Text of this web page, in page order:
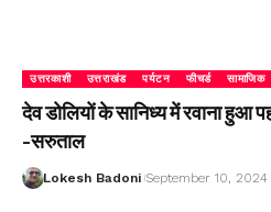
उत्तरकाशी उत्तराखंड पर्यटन फीचर्ड सामाजिक
देव डोलियों के सानिध्य में रवाना हुआ
-सरुताल
Lokesh Badoni September 10, 2024